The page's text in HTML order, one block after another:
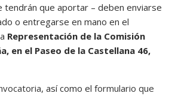
tendrán que aportar – deben enviarse
o entregarse en mano en el
Representación de la Comisión
en el Paseo de la Castellana 46,
, así como el formulario que